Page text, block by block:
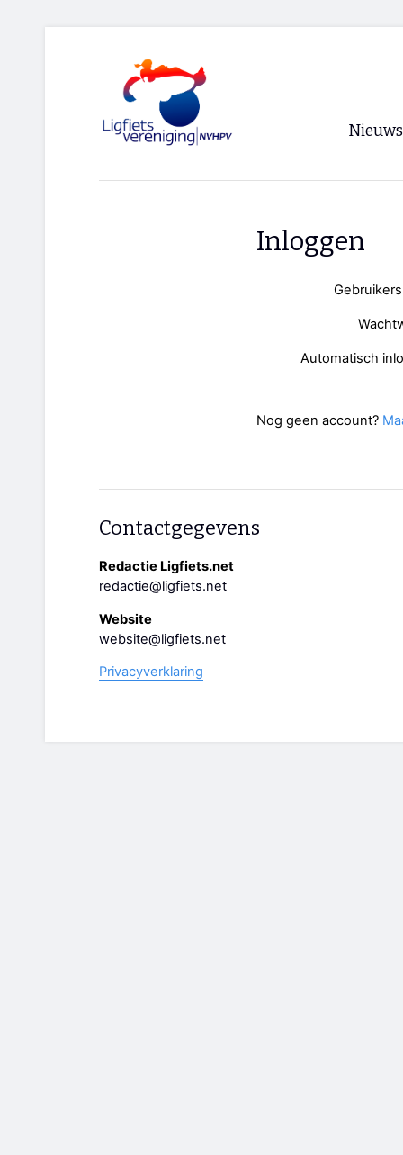
Nieuws
Inloggen
Automatisch
Nog geen account?
Contactgegevens
Redactie Ligfiets.net
redactie@ligfiets.net
Website
website@ligfiets.net
Privacyverklaring